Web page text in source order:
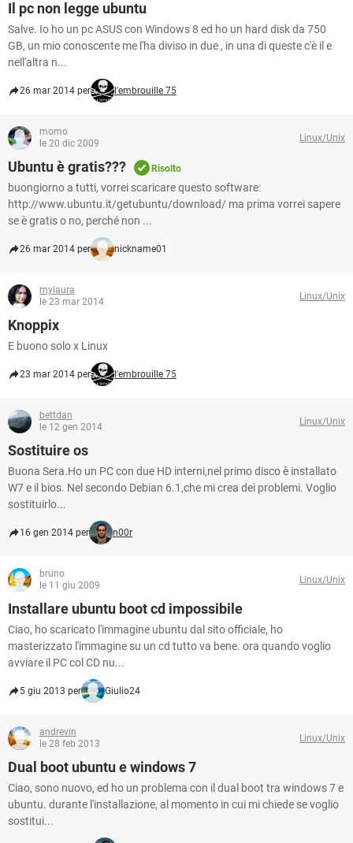
Il pc non legge ubuntu
Salve. Io ho un pc ASUS con Windows 8 ed ho un hard disk da 750
GB, un mio conoscente me l'ha diviso in due , in una di queste c'è il e
nell'altra n...
26 mar 2014 per l'embrouille 75
momo
le 20 dic 2009
Linux/Unix
Ubuntu è gratis??? Risolto
buongiorno a tutti, vorrei scaricare questo software:
http://www.ubuntu.it/getubuntu/download/ ma prima vorrei sapere
se è gratis o no, perché non ...
26 mar 2014 per nickname01
mylaura
le 23 mar 2014
Linux/Unix
Knoppix
E buono solo x Linux
23 mar 2014 per l'embrouille 75
bettdan
le 12 gen 2014
Linux/Unix
Sostituire os
Buona Sera.Ho un PC con due HD interni,nel primo disco è installato
W7 e il bios. Nel secondo Debian 6.1,che mi crea dei problemi. Voglio
sostituirlo...
16 gen 2014 per n00r
bruno
le 11 giu 2009
Linux/Unix
Installare ubuntu boot cd impossibile
Ciao, ho scaricato l'immagine ubuntu dal sito officiale, ho
masterizzato l'immagine su un cd tutto va bene. ora quando voglio
avviare il PC col CD nu...
5 giu 2013 per Giulio24
andrevin
le 28 feb 2013
Linux/Unix
Dual boot ubuntu e windows 7
Ciao, sono nuovo, ed ho un problema con il dual boot tra windows 7 e
ubuntu. durante l'installazione, al momento in cui mi chiede se voglio
sostitui...